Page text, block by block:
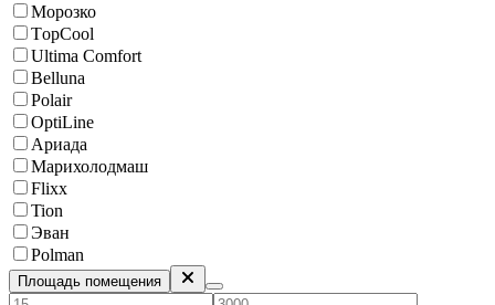
Морозко
ТopCool
Ultima Comfort
Belluna
Polair
OptiLine
Ариада
Марихолодмаш
Flixx
Tion
Эван
Polman
Площадь помещения